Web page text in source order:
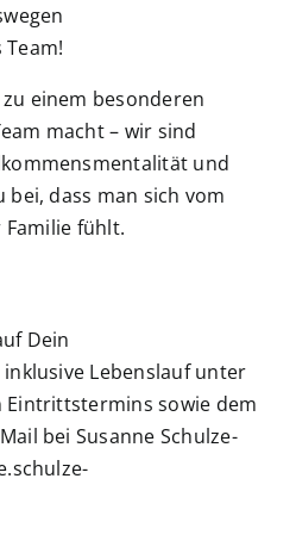
einem besonderen
macht – wir sind
und
dass man sich vom
Familie fühlt.
Dein
Lebenslauf unter
Eintrittstermins sowie dem
bei Susanne Schulze-